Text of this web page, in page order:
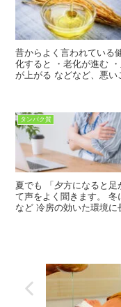
昔からよく言われている
化すると ・老化が進む
が上がる などなど、悪い
タンパク質
夏でも 「夕方になると
て声をよく聞きます。
など 冷房の効いた環境